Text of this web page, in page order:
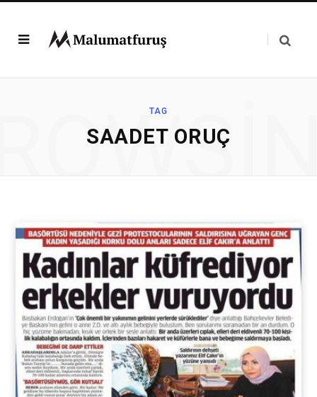
TAG
SAADET ORUÇ